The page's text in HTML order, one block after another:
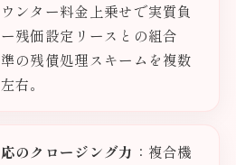
ンター料金上乗せで実質負
残価設定リースとの組合
の残債処理スキームを複数
右。
のクロージング力 ：複合機